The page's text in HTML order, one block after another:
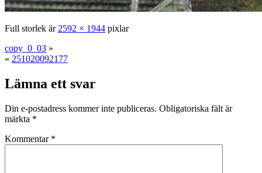
Full storlek är 2592 × 1944 pixlar
copy_0_03 »
« 251020092177
Lämna ett svar
Din e-postadress kommer inte publiceras. Obligatoriska fält är
märkta *
Kommentar *